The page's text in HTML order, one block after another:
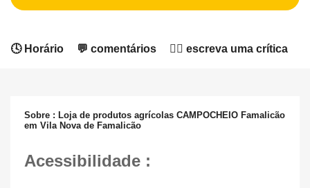
🕓 Horário 💬 comentários ✍🏻 escreva uma crítica
Sobre : Loja de produtos agrícolas CAMPOCHEIO Famalicão
em Vila Nova de Famalicão
Acessibilidade :